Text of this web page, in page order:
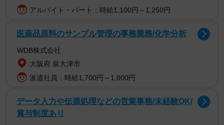
な日々だけど、この動画をみて元気でた！」「かっこいい
と可愛いで最高！」と喜びのコメントが溢れた。
フリーアナウンサーの登坂淳一アナがデュエット機能を使
って登坂広臣との≪W登坂≫の #ドライブダンスを披露し、
1万6000いいねを獲得するなど、意外なコラボも見逃せな
い。
アルバイト・パート：時給1,100円～1,250円
医薬品原料のサンプル管理の事務業務/化学分析
WDB株式会社
大阪府 泉大津市
派遣社員：時給1,700円～1,800円
データ入力や伝票処理などの営業事務/未経験OK/
賞与制度あり